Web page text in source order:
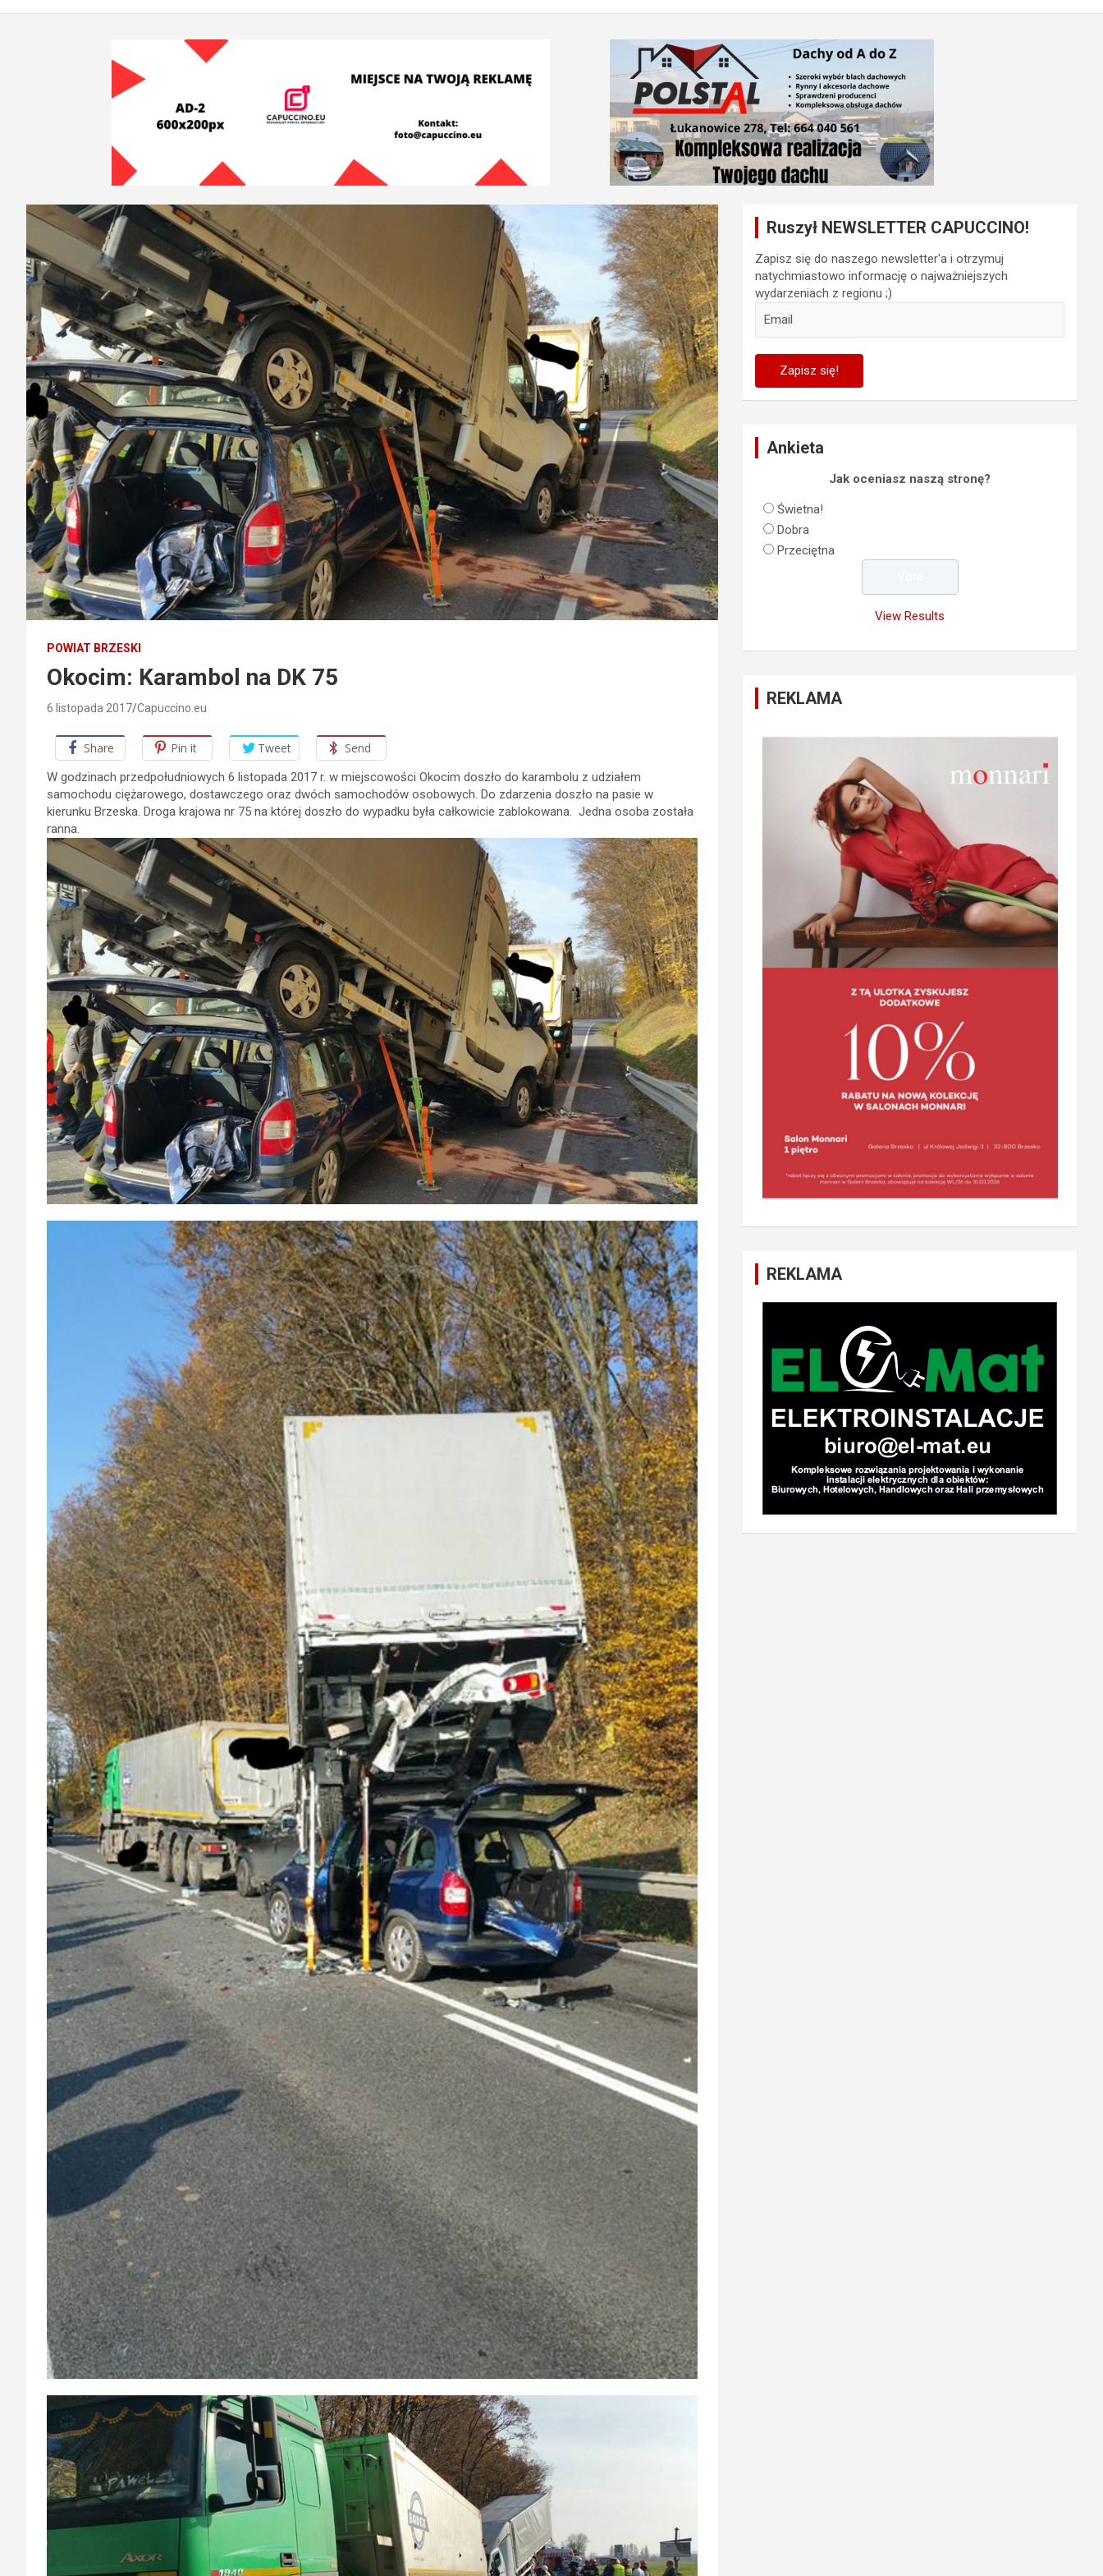
POWIAT BRZESKI
Okocim: Karambol na DK 75
6 listopada 2017 Capuccino.eu
Share Pin it Tweet Send
W godzinach przedpołudniowych 6 listopada 2017 r. w miejscowości Okocim doszło do karambolu z udziałem
samochodu ciężarowego, dostawczego oraz dwóch samochodów osobowych. Do zdarzenia doszło na pasie w
kierunku Brzeska. Droga krajowa nr 75 na której doszło do wypadku była całkowicie zablokowana. Jedna osoba została
ranna.
Ruszył NEWSLETTER CAPUCCINO!
Zapisz się do naszego newsletter'a i otrzymuj
natychmiastowo informację o najważniejszych
wydarzeniach z regionu ;)
Ankieta
Jak oceniasz naszą stronę?
Świetna!
Dobra
Przeciętna
View Results
REKLAMA
REKLAMA